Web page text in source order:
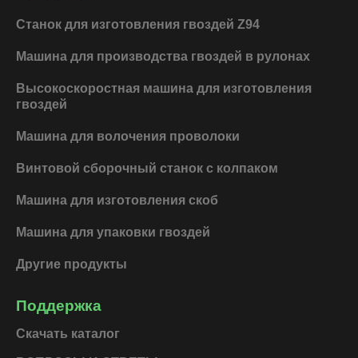
o
k
d
n
b
k
Станок для изготовления гвоздей Z94
Машина для производства гвоздей в рулонах
Высокоскоростная машина для изготовления
гвоздей
Машина для волочения проволоки
Винтовой сборочный станок с колпаком
Машина для изготовления скоб
Машина для упаковки гвоздей
Другие продукты
Поддержка
Скачать каталог